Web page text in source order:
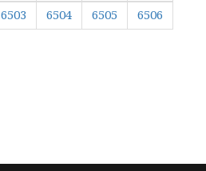
6503 6504 6505 6506